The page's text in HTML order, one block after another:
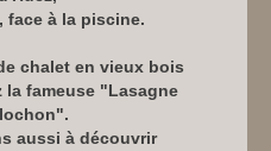
face à la piscine.
chalet en vieux bois
fameuse "Lasagne
aussi à découvrir